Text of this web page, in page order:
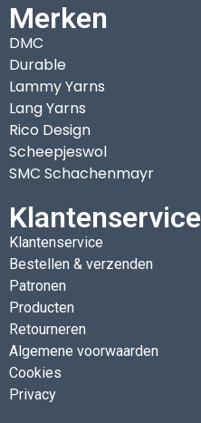
Merken
DMC
Durable
Lammy Yarns
Lang Yarns
Rico Design
Scheepjeswol
SMC Schachenmayr
Klantenservice
Klantenservice
Bestellen & verzenden
Patronen
Producten
Retourneren
Algemene voorwaarden
Cookies
Privacy